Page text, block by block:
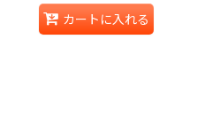
カートに入れる